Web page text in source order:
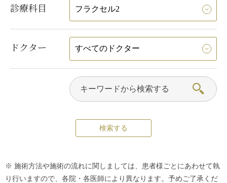
診療科目
ドクター
※ 施術方法や施術の流れに関しましては、患者様ごとにあわせて執
り行いますので、各院・各医師により異なります。予めご了承くだ